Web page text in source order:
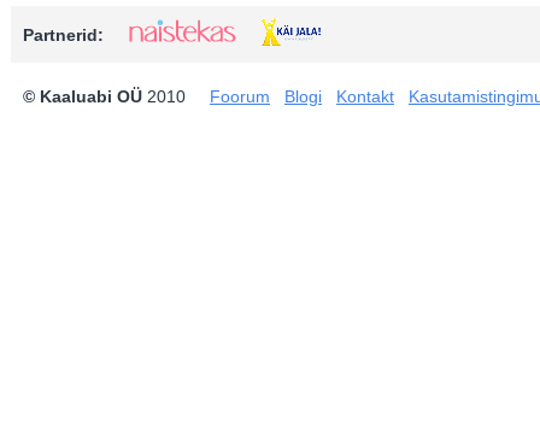
Partnerid:
© Kaaluabi OÜ 2010 Foorum Blogi Kontakt